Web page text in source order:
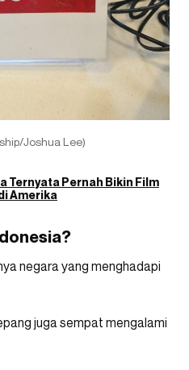
Joshua Lee)
Ternyata Pernah Bikin Film
Amerika
negara yang menghadapi
juga sempat mengalami